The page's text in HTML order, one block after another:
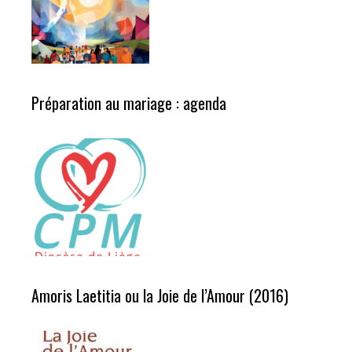
Préparation au mariage : agenda
Amoris Laetitia ou la Joie de l’Amour (2016)